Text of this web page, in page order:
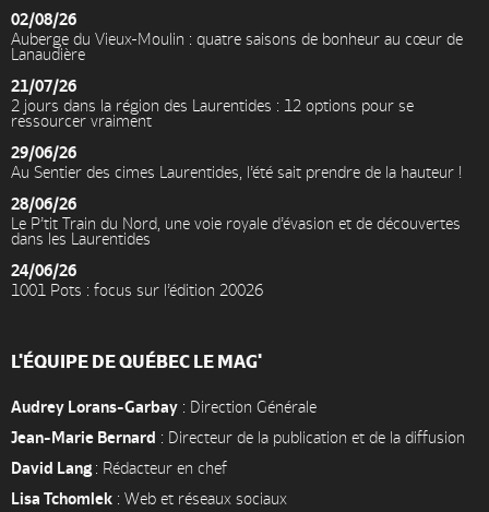
02/08/26
Auberge du Vieux-Moulin : quatre saisons de bonheur au cœur de
Lanaudière
21/07/26
2 jours dans la région des Laurentides : 12 options pour se
ressourcer vraiment
29/06/26
Au Sentier des cimes Laurentides, l’été sait prendre de la hauteur !
28/06/26
Le P’tit Train du Nord, une voie royale d’évasion et de découvertes
dans les Laurentides
24/06/26
1001 Pots : focus sur l’édition 20026
L'ÉQUIPE DE QUÉBEC LE MAG'
Audrey Lorans-Garbay : Direction Générale
Jean-Marie Bernard : Directeur de la publication et de la diffusion
David Lang : Rédacteur en chef
Lisa Tchomlek : Web et réseaux sociaux